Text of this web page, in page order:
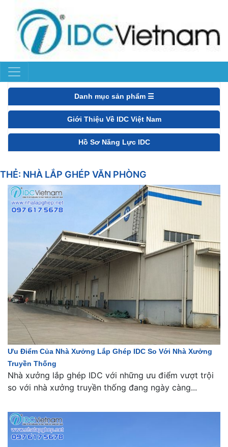
Danh mục sản phẩm ☰
Giới Thiệu Về IDC Việt Nam
Hồ Sơ Năng Lực IDC
THẺ: NHÀ LẮP GHÉP VĂN PHÒNG
Ưu Điểm Của Nhà Xưởng Lắp Ghép IDC So Với Nhà Xưởng
Truyền Thống
Nhà xưởng lắp ghép IDC với những ưu điểm vượt trội
so với nhà xưởng truyền thống đang ngày càng...